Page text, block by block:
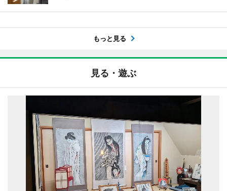
もっと見る
見る・遊ぶ